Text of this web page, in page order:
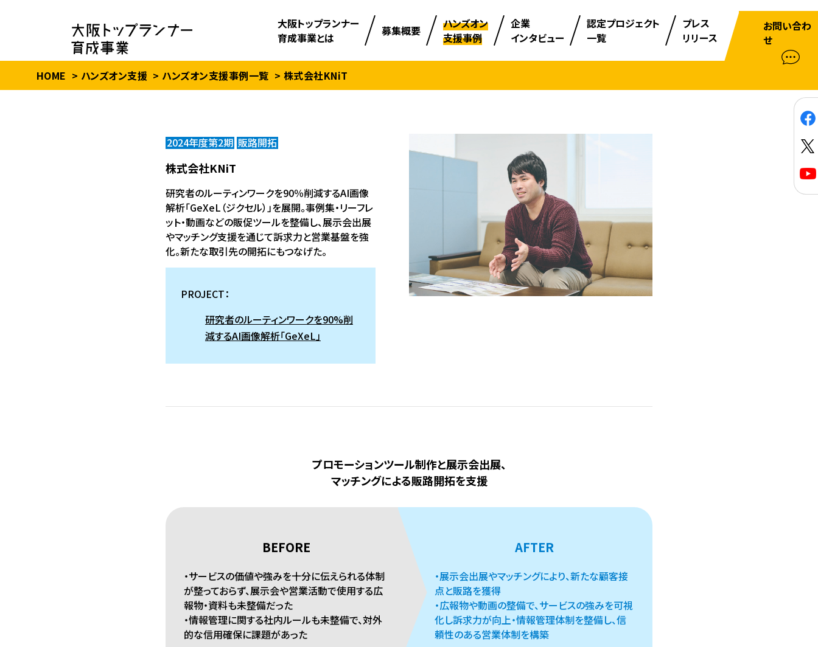
⼤阪トップランナー
育成事業とは
募集概要
ハンズオン
支援事例
企業
インタビュー
認定プロジェクト
一覧
プレス
リリース
お問い合わ
せ
HOME ハンズオン支援 ハンズオン支援事例一覧 株式会社KNiT
2024年度第2期 販路開拓
株式会社KNiT
研究者のルーティンワークを90％削減するAI画像
解析「GeXeL（ジクセル）」を展開。事例集・リーフレ
ット・動画などの販促ツールを整備し、展示会出展
やマッチング支援を通じて訴求力と営業基盤を強
化。新たな取引先の開拓にもつなげた。
PROJECT：
研究者のルーティンワークを90%削
減するAI画像解析「GeXeL」
プロモーションツール制作と展示会出展、
マッチングによる販路開拓を支援
BEFORE
・サービスの価値や強みを十分に伝えられる体制
が整っておらず、展示会や営業活動で使用する広
報物・資料も未整備だった
・情報管理に関する社内ルールも未整備で、対外
的な信用確保に課題があった
AFTER
・展示会出展やマッチングにより、新たな顧客接
点と販路を獲得
・広報物や動画の整備で、サービスの強みを可視
化し訴求力が向上・情報管理体制を整備し、信
頼性のある営業体制を構築